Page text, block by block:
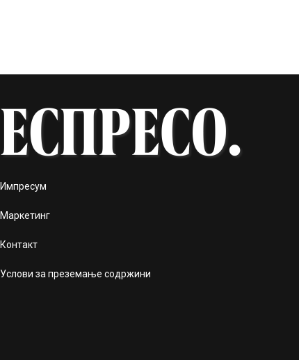
Импресум
Маркетинг
Контакт
Услови за преземање содржини